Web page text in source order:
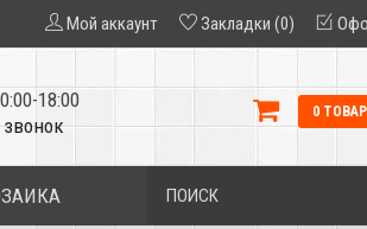
Мой аккаунт Закладки (0)
18:00
0